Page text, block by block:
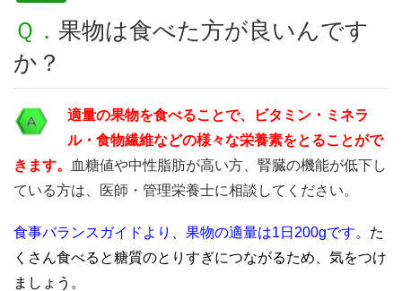
Ｑ．果物は食べた方が良いんです
か？
適量の果物を食べることで、ビタミン・ミネラ
ル・食物繊維などの様々な栄養素をとることがで
きます。
血糖値や中性脂肪が高い方、腎臓の機能が低下し
ている方は、医師・管理栄養士に相談してください。
食事バランスガイドより、果物の適量は1日200gです。 た
くさん食べると糖質のとりすぎにつながるため、気をつけ
ましょう。